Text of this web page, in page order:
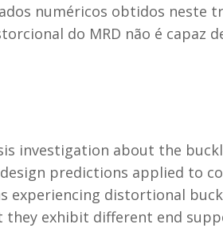
numéricos obtidos neste
do MRD não é capaz
investigation about the
predictions applied to
experiencing distortional
exhibit different end